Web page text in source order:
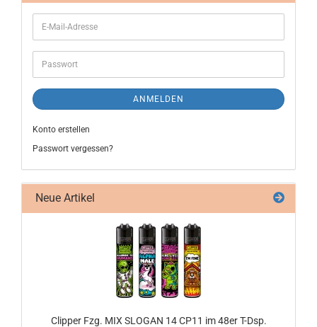
ANMELDEN
Konto erstellen
Passwort vergessen?
Neue Artikel
Clip­per Fzg. MIX SLO­GAN 14 CP11 im 48er T-Dsp.